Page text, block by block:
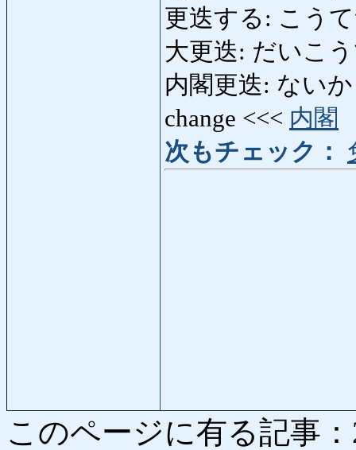
更迭する: こうて
大更迭: だいこ
内閣更迭: ない
change <<< 内閣
次もチェック：
このページに有る記事